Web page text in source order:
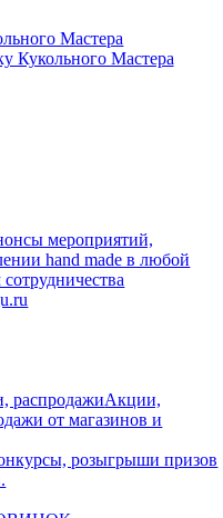
мероприятий,
hand made в любой
распродажиАкции,
от магазинов и
розыгрыши призов